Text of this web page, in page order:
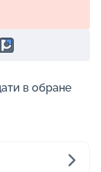
в обране